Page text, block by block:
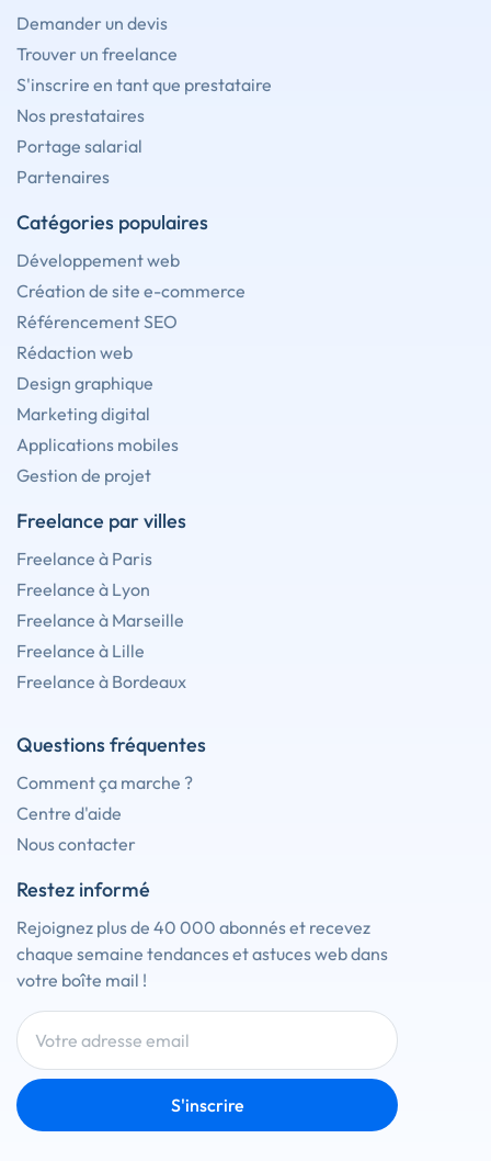
Demander un devis
Trouver un freelance
S'inscrire en tant que prestataire
Nos prestataires
Portage salarial
Partenaires
Catégories populaires
Développement web
Création de site e-commerce
Référencement SEO
Rédaction web
Design graphique
Marketing digital
Applications mobiles
Gestion de projet
Freelance par villes
Freelance à Paris
Freelance à Lyon
Freelance à Marseille
Freelance à Lille
Freelance à Bordeaux
Questions fréquentes
Comment ça marche ?
Centre d'aide
Nous contacter
Restez informé
Rejoignez plus de 40 000 abonnés et recevez
chaque semaine tendances et astuces web dans
votre boîte mail !
S'inscrire